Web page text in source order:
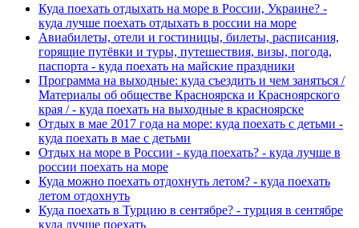
Куда поехать отдыхать на море в России, Украине? -
куда лучше поехать отдыхать в россии на море
Авиабилеты, отели и гостиницы, билеты, расписания,
горящие путёвки и туры, путешествия, визы, погода,
паспорта - куда поехать на майские праздники
Программа на выходные: куда съездить и чем заняться /
Материалы об обществе Красноярска и Красноярского
края / - куда поехать на выходные в красноярске
Отдых в мае 2017 года на море: куда поехать с детьми -
куда поехать в мае с детьми
Отдых на море в России - куда поехать? - куда лучше в
россии поехать на море
Куда можно поехать отдохнуть летом? - куда поехать
летом отдохнуть
Куда поехать в Турцию в сентябре? - турция в сентябре
куда лучше поехать